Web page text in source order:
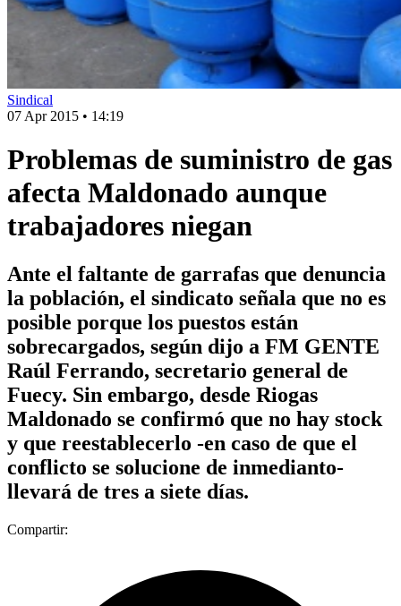
Sindical
07 Apr 2015 • 14:19
Problemas de suministro de gas
afecta Maldonado aunque
trabajadores niegan
Ante el faltante de garrafas que denuncia
la población, el sindicato señala que no es
posible porque los puestos están
sobrecargados, según dijo a FM GENTE
Raúl Ferrando, secretario general de
Fuecy. Sin embargo, desde Riogas
Maldonado se confirmó que no hay stock
y que reestablecerlo -en caso de que el
conflicto se solucione de inmedianto-
llevará de tres a siete días.
Compartir: